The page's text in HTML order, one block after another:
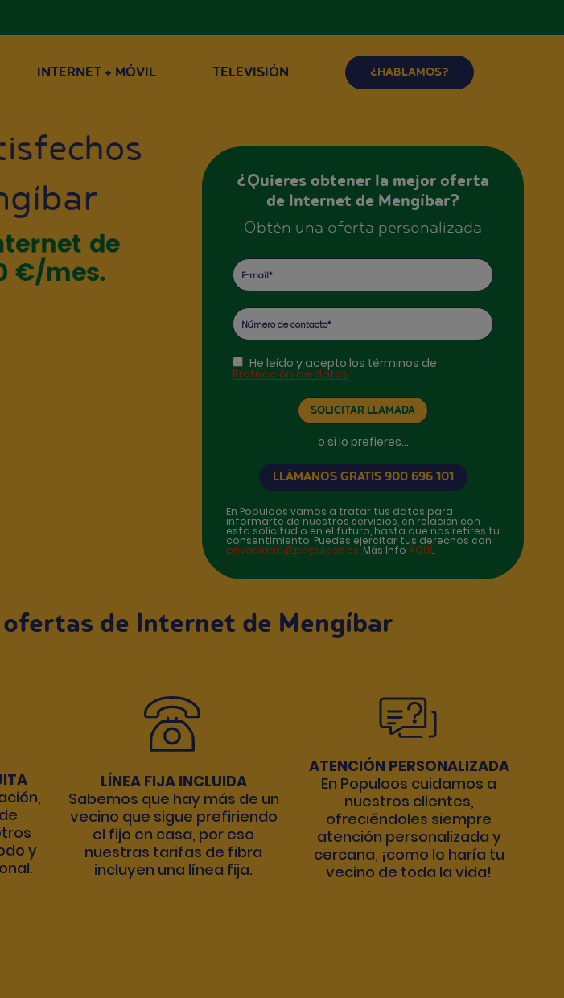
INTERNET + MÓVIL TELEVISIÓN ¿HABLAMOS?
¿Quieres obtener la mejor oferta
de Internet de Mengíbar?
Obtén una oferta personalizada
He leído y acepto los términos de
Protección de datos
o si lo prefieres...
LLÁMANOS GRATIS 900 696 101
En Populoos vamos a tratar tus datos para
informarte de nuestros servicios, en relación con
esta solicitud o en el futuro, hasta que nos retires tu
consentimiento. Puedes ejercitar tus derechos con
privacidad@populoos.es. Más Info AQUÍ.
de Internet de Mengíbar
y
LÍNEA FIJA INCLUIDA
Sabemos que hay más de un
vecino que sigue prefiriendo
el fijo en casa, por eso
nuestras tarifas de fibra
incluyen una línea fija.
ATENCIÓN PERSONALIZADA
En Populoos cuidamos a
nuestros clientes,
ofreciéndoles siempre
atención personalizada y
cercana, ¡como lo haría tu
vecino de toda la vida!